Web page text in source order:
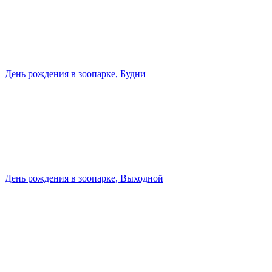
День рождения в зоопарке, Будни
День рождения в зоопарке, Выходной